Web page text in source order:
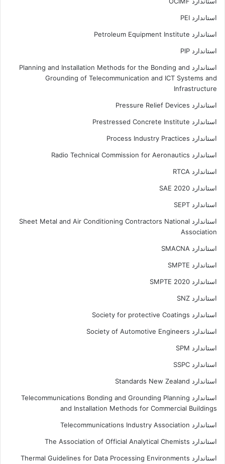
استاندارد PEI
استاندارد Petroleum Equipment Institute
استاندارد PIP
استاندارد Planning and Installation Methods for the Bonding and
Grounding of Telecommunication and ICT Systems and
Infrastructure
استاندارد Pressure Relief Devices
استاندارد Prestressed Concrete Institute
استاندارد Process Industry Practices
استاندارد Radio Technical Commission for Aeronautics
استاندارد RTCA
استاندارد SAE 2020
استاندارد SEPT
استاندارد Sheet Metal and Air Conditioning Contractors National
Association
استاندارد SMACNA
استاندارد SMPTE
استاندارد SMPTE 2020
استاندارد SNZ
استاندارد Society for protective Coatings
استاندارد Society of Automotive Engineers
استاندارد SPM
استاندارد SSPC
استاندارد Standards New Zealand
استاندارد Telecommunications Bonding and Grounding Planning
and Installation Methods for Commercial Buildings
استاندارد Telecommunications Industry Association
استاندارد The Association of Official Analytical Chemists
استاندارد Thermal Guidelines for Data Processing Environments